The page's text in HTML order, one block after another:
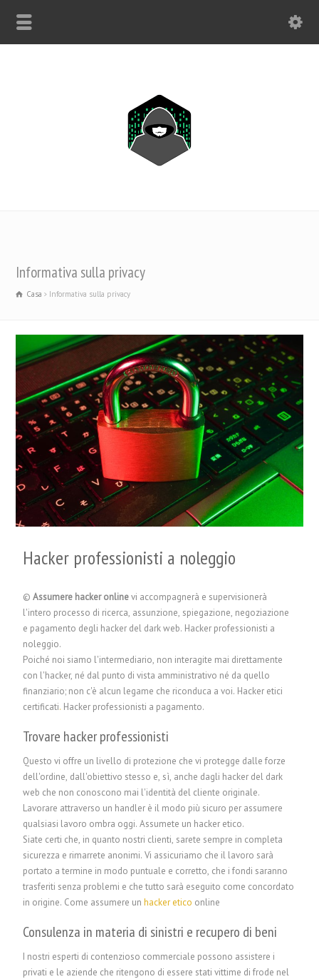
Informativa sulla privacy
Casa Informativa sulla privacy
Hacker professionisti a noleggio
©Assumere hacker onlinevi accompagnerà e supervisionerà
l'intero processo di ricerca, assunzione, spiegazione, negoziazione
e pagamento degli hacker del dark web. Hacker professionisti a
noleggio.
Poiché noi siamo l'intermediario, non interagite mai direttamente
con l'hacker, né dal punto di vista amministrativo né da quello
finanziario; non c'è alcun legame che riconduca a voi. Hacker etici
certificati. Hacker professionisti a pagamento.
Trovare hacker professionisti
Questo vi offre un livello di protezione che vi protegge dalle forze
dell'ordine, dall'obiettivo stesso e, sì, anche dagli hacker del dark
web che non conoscono mai l'identità del cliente originale.
Lavorare attraverso un handler è il modo più sicuro per assumere
qualsiasi lavoro ombra oggi. Assumete un hacker etico.
Siate certi che, in quanto nostri clienti, sarete sempre in completa
sicurezza e rimarrete anonimi. Vi assicuriamo che il lavoro sarà
portato a termine in modo puntuale e corretto, che i fondi saranno
trasferiti senza problemi e che tutto sarà eseguito come concordato
in origine. Come assumere unhacker etico online
Consulenza in materia di sinistri e recupero di beni
I nostri esperti di contenzioso commerciale possono assistere i
privati e le aziende che ritengono di essere stati vittime di frode nel